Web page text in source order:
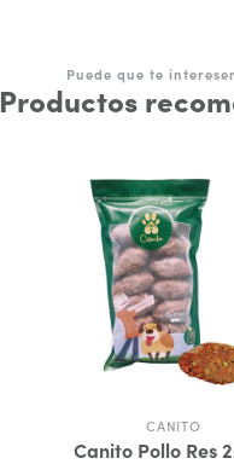
Puede que te
Productos
CANITO
Canito Pollo Res